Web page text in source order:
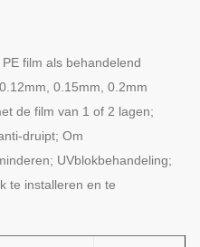
film als behandelend
0.15mm, 0.2mm
de film van 1 of 2 lagen;
druipt; Om
UVblokbehandeling;
te installeren en te